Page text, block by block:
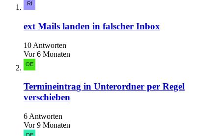
ext Mails landen in falscher Inbox
10 Antworten
Vor 6 Monaten
Termineintrag in Unterordner per Regel
verschieben
6 Antworten
Vor 9 Monaten